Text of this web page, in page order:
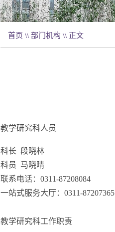
首页 \\ 部门机构 \\ 正文
教学研究科人员
科长 段晓林
科员 马晓晴
联系电话：0311-87208084
一站式服务大厅：0311-87207365
教学研究科工作职责